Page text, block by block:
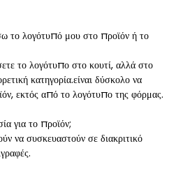
το λογότυπό μου στο προϊόν ή το
το λογότυπο στο κουτί, αλλά στο
κατηγορία.είναι δύσκολο να
εκτός από το λογότυπο της φόρμας.
για το προϊόν;
να συσκευαστούν σε διακριτικό